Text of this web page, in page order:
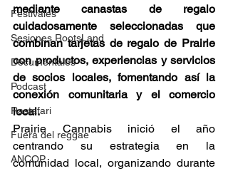
Festivales
Sesiones RootsLand
Documentales
Podcast
Rastafari
Fuera del reggae
ANCOP
mediante canastas de regalo
cuidadosamente seleccionadas que
combinan tarjetas de regalo de Prairie
con productos, experiencias y servicios
de socios locales, fomentando así la
conexión comunitaria y el comercio
local.
Prairie Cannabis inició el año
centrando su estrategia en la
comunidad local, organizando durante